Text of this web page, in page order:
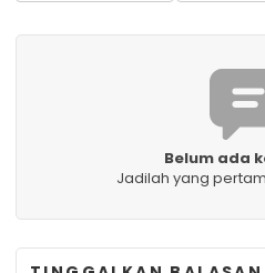
Belum ada
Jadilah yang